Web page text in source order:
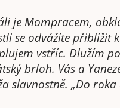
je Mompracem,
se odvážíte přiblížit
vstříc. Dlužím
brloh. Vás a
slavnostně. „Do